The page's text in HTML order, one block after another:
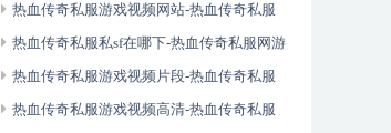
热血传奇私服游戏视频网站-热血传奇私服
游戏视频网站大全
热血传奇私服私sf在哪下-热血传奇私服网游
sf 热血传奇私服游戏视频片段-热血传奇私服
短片视频
热血传奇私服游戏视频高清-热血传奇私服